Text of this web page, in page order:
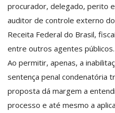
procurador, delegado, perito
auditor de controle externo
Receita Federal do Brasil,
entre outros agentes públicos.
Ao permitir, apenas, a
sentença penal condenatória
proposta dá margem a
processo e até mesmo a